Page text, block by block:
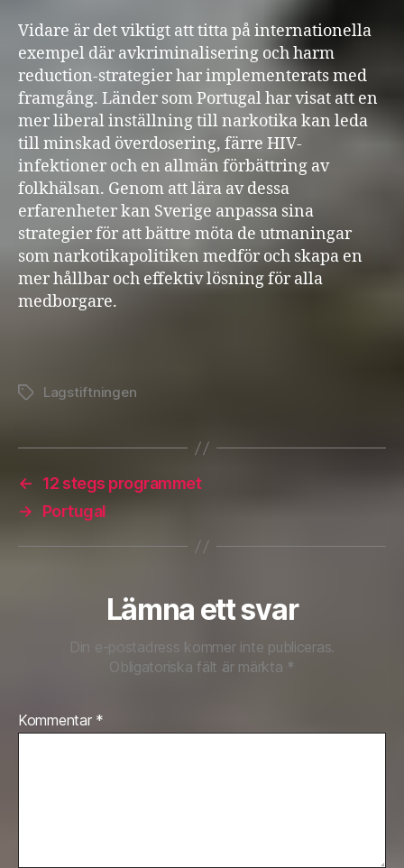
Vidare är det viktigt att titta på internationella
exempel där avkriminalisering och harm
reduction-strategier har implementerats med
framgång. Länder som Portugal har visat att en
mer liberal inställning till narkotika kan leda
till minskad överdosering, färre HIV-
infektioner och en allmän förbättring av
folkhälsan. Genom att lära av dessa
erfarenheter kan Sverige anpassa sina
strategier för att bättre möta de utmaningar
som narkotikapolitiken medför och skapa en
mer hållbar och effektiv lösning för alla
medborgare.
EtiketterLagstiftningen
←
12 stegs programmet
→
Portugal
Lämna ett svar
Din e-postadress kommer inte publiceras.
Obligatoriska fält är märkta *
Kommentar *